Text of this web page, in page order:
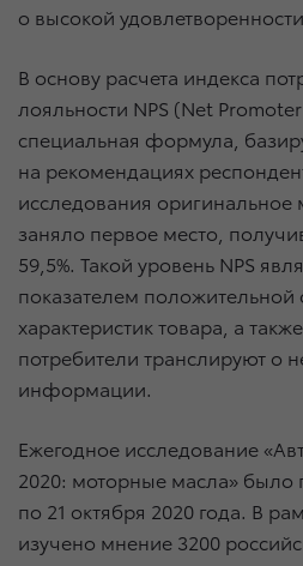
о высокой
В основу расчета индекса
лояльности NPS (Net
специальная формула,
на рекомендациях
исследования оригинальное
заняло первое место,
59,5%. Такой уровень NPS
показателем положительной
характеристик товара, а
потребители транслируют о
информации.
Ежегодное исследование
2020: моторные масла» было
по 21 октября 2020 года. В
изучено мнение 3200